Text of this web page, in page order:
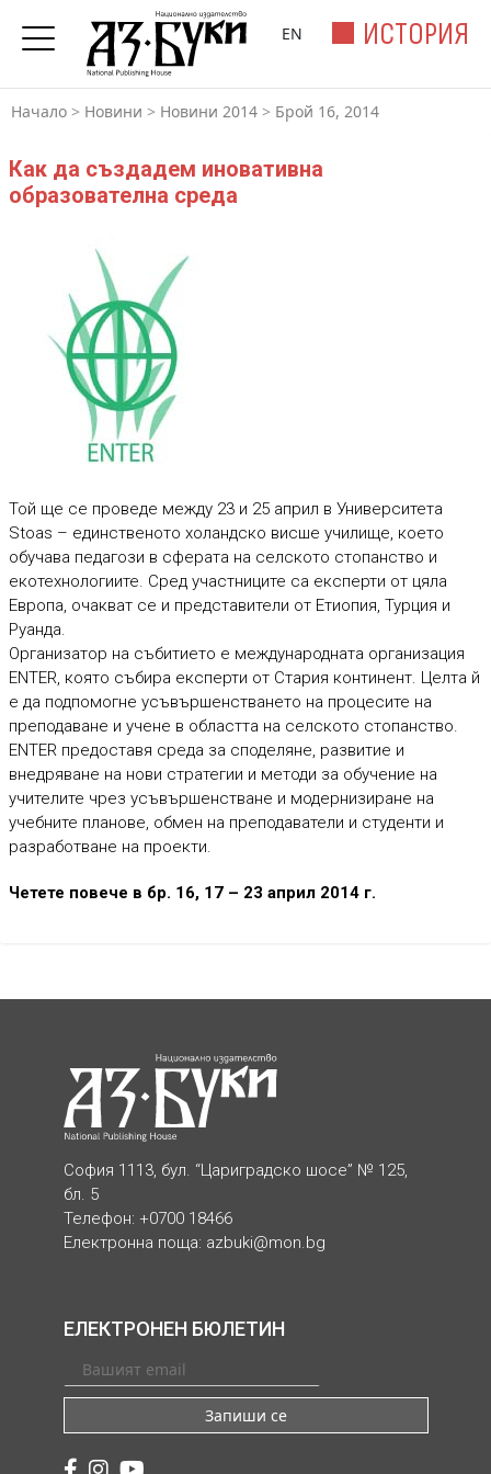
ИСТОРИЯ
EN
Начало > Новини > Новини 2014 > Брой 16, 2014
Как да създадем иновативна
образователна среда
Той ще се проведе между 23 и 25 април в Университета
Stoas – единственото холандско висше училище, което
обучава педагози в сферата на селското стопанство и
екотехнологиите. Сред участниците са експерти от цяла
Европа, очакват се и представители от Етиопия, Турция и
Руанда.
Организатор на събитието е международната организация
ENTER, която събира експерти от Стария континент. Целта й
е да подпомогне усъвършенстването на процесите на
преподаване и учене в областта на селското стопанство.
ENTER предоставя среда за споделяне, развитие и
внедряване на нови стратегии и методи за обучение на
учителите чрез усъвършенстване и модернизиране на
учебните планове, обмен на преподаватели и студенти и
разработване на проекти.
Четете повече в бр. 16, 17 – 23 април 2014 г.
София 1113, бул. “Цариградско шосе” № 125,
бл. 5
Телефон: +0700 18466
Електронна поща: azbuki@mon.bg
ЕЛЕКТРОНЕН БЮЛЕТИН
Запиши се